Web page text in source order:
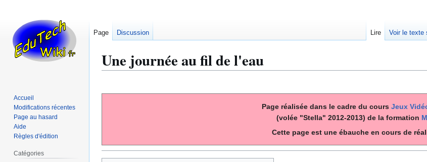
Une journée au fil de l'eau
à
à
Page réalisée dans le cadre du cours Jeux
(volée "Stella" 2012-2013) de la formation
Cette page est une ébauche en cours de
Page Discussion Lire Voir le texte
Accueil
Modifications récentes
Page au hasard
Aide
Règles d'édition
Catégories